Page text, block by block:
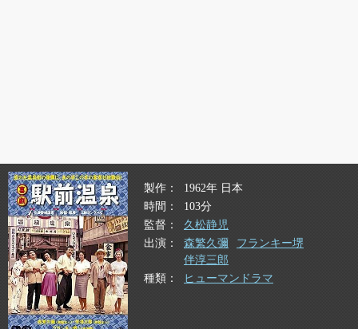
製作
1962年 日本
時間
103分
監督
久松静児
出演
森繁久彌
フランキー堺
伴淳三郎
種類
ヒューマンドラマ